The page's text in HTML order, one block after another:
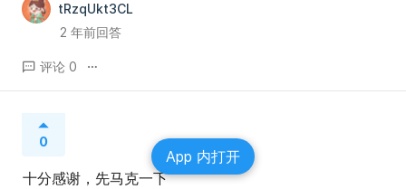
tRzqUkt3CL
2 年前回答
评论 0
0
十分感谢，先马克一下
App 内打开